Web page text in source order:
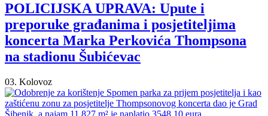
POLICIJSKA UPRAVA: Upute i
preporuke građanima i posjetiteljima
koncerta Marka Perkovića Thompsona
na stadionu Šubićevac
03. Kolovoz